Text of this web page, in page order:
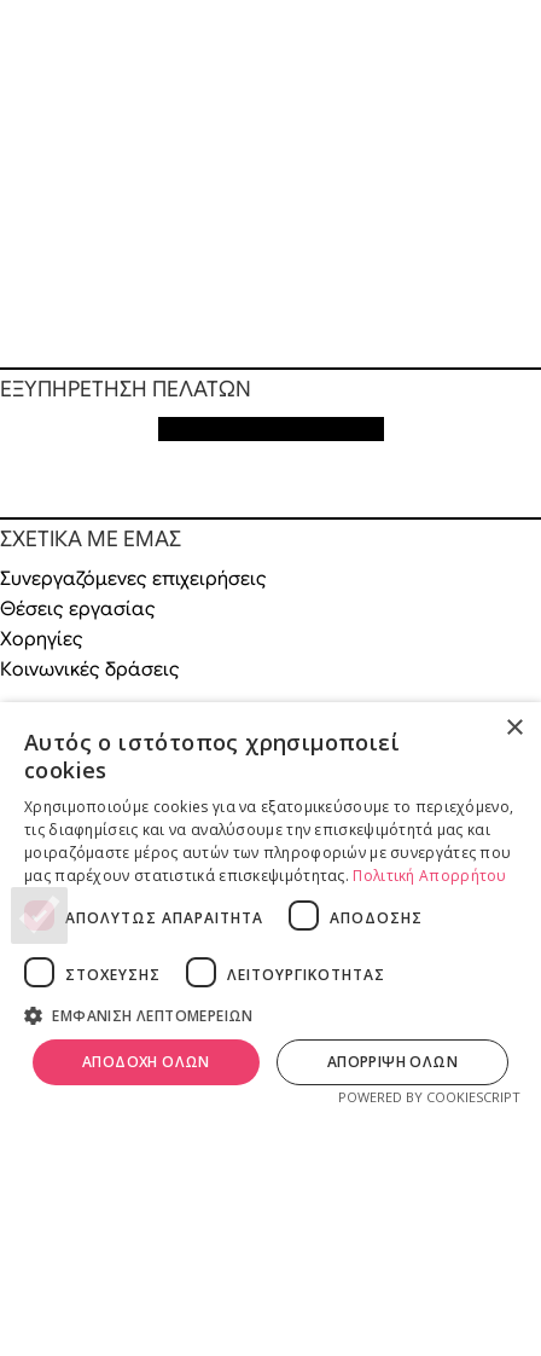
ΕΞΥΠΗΡΕΤΗΣΗ ΠΕΛΑΤΩΝ
ΣΧΕΤΙΚΑ ΜΕ ΕΜΑΣ
Συνεργαζόμενες επιχειρήσεις
Θέσεις εργασίας
Χορηγίες
Κοινωνικές δράσεις
ONLINE ΑΓΟΡΕΣ
Επιστροφές προϊόντων
Παραδόσεις προϊόντων
ΝΟΜΙΚΕΣ ΠΛΗΡΟΦΟΡΙΕΣ
Όροι & Προϋποθέσεις
Πνευματικά Δικαιώματα λivadeiashop.
Ιδιοκτησία, δημιουργία, branding, τεχνική & εμπορική διαχείριση
0
Καλάθι
×
Αυτός ο ιστότοπος χρησιμοποιεί
cookies
Χρησιμοποιούμε cookies για να εξατομικεύσουμε το περιεχόμενο,
τις διαφημίσεις και να αναλύσουμε την επισκεψιμότητά μας και
μοιραζόμαστε μέρος αυτών των πληροφοριών με συνεργάτες που
μας παρέχουν στατιστικά επισκεψιμότητας. Πολιτική Απορρήτου
ΑΠΟΛΥΤΩΣ ΑΠΑΡΑΙΤΗΤΑ ΑΠΟΔΟΣΗΣ
ΣΤΟΧΕΥΣΗΣ
ΛΕΙΤΟΥΡΓΙΚΟΤΗΤΑΣ
ΕΜΦΑΝΙΣΗ ΛΕΠΤΟΜΕΡΕΙΩΝ
ΑΠΟΔΟΧΗ ΟΛΩΝ ΑΠΟΡΡΙΨΗ ΟΛΩΝ
POWERED BY COOKIESCRIPT